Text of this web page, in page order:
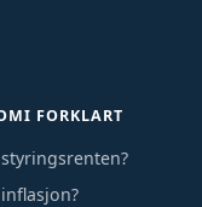
FORKLART